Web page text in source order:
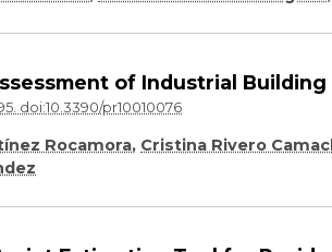
of Industrial
doi:10.3390/pr10010076
Rocamora, Cristina Rivero